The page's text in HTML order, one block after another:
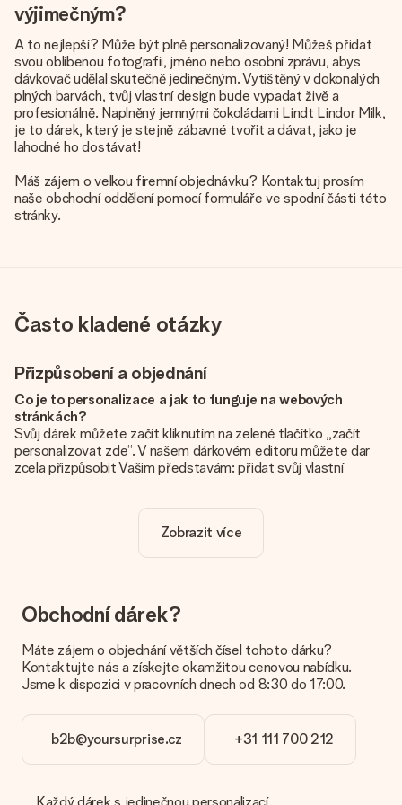
výjimečným?
A to nejlepší? Může být plně personalizovaný! Můžeš přidat
svou oblíbenou fotografii, jméno nebo osobní zprávu, abys
dávkovač udělal skutečně jedinečným. Vytištěný v dokonalých
plných barvách, tvůj vlastní design bude vypadat živě a
profesionálně. Naplněný jemnými čokoládami Lindt Lindor Milk,
je to dárek, který je stejně zábavné tvořit a dávat, jako je
lahodné ho dostávat!
Máš zájem o velkou firemní objednávku? Kontaktuj prosím
naše obchodní oddělení pomocí formuláře ve spodní části této
stránky.
Často kladené otázky
Přizpůsobení a objednání
Co je to personalizace a jak to funguje na webových
stránkách?
Svůj dárek můžete začít kliknutím na zelené tlačítko „začít
personalizovat zde“. V našem dárkovém editoru můžete dar
zcela přizpůsobit Vašim představám: přidat svůj vlastní
Je personalizace zahrnuta v ceně?
Jak zjistím, zda má moje fotografie správnou kvalitu?
spokojeni. Proto je důležité používat vysoce kvalitní
fotografie. Pokud si nejste jisti kvalitou snímku, kontaktujte
náš zákaznický servis a přiložte fotografii spolu s dárkem,
za vás!
Jaké formáty mohu nahrát?
technické nebo máte obrázek jiného formátu, který byste
Zobrazit více
Obchodní dárek?
Máte zájem o objednání větších čísel tohoto dárku?
Kontaktujte nás a získejte okamžitou cenovou nabídku.
Jsme k dispozici v pracovních dnech od 8:30 do 17:00.
b2b@yoursurprise.cz +31 111 700 212